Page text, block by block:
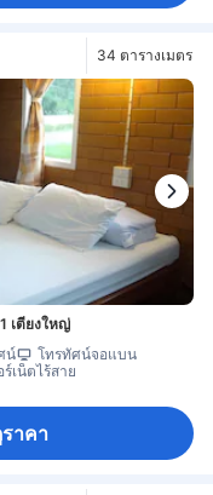
34 ตารางเมตร
1 เตียงใหญ่
น์
โทรทัศน์จอแบน
ร์เน็ตไร้สาย
าคา